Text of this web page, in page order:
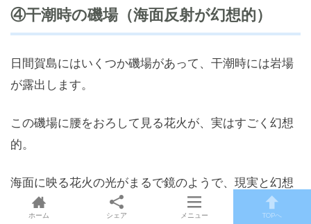
④干潮時の磯場（海面反射が幻想的）
日間賀島にはいくつか磯場があって、干潮時には岩場
が露出します。
この磯場に腰をおろして見る花火が、実はすごく幻想
的。
海面に映る花火の光がまるで鏡のようで、現実と幻想
のあいだを彷徨うような美しさ。
ホーム シェア メニュー TOPへ